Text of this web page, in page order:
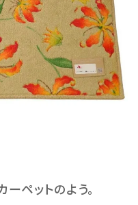
ペットのよう。